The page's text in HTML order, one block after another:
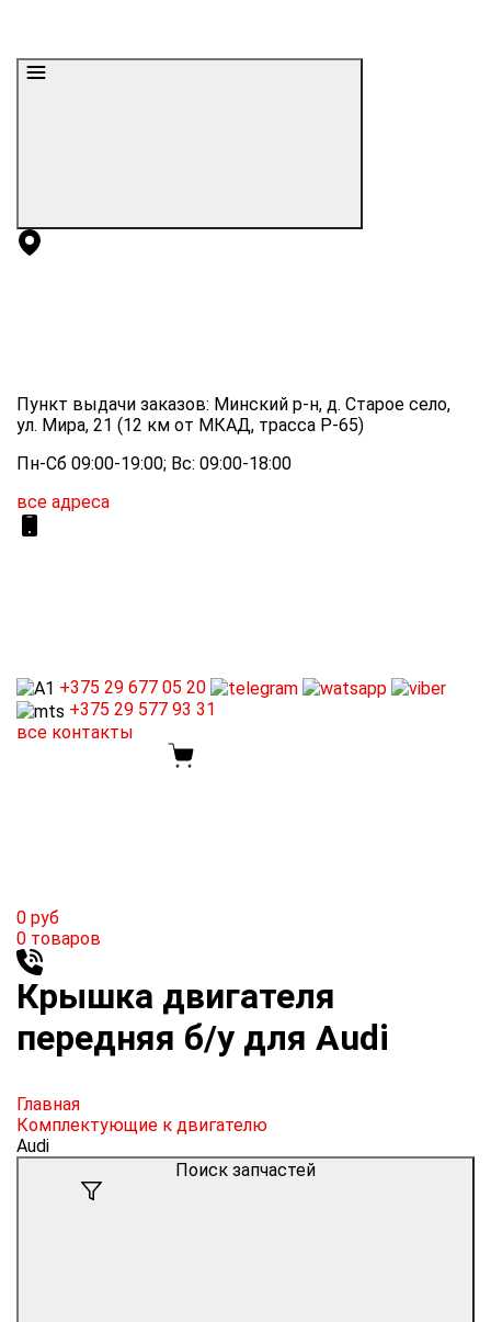
Пункт выдачи заказов: Минский р-н, д. Старое село,
ул. Мира, 21 (12 км от МКАД, трасса P-65)
Пн-Сб 09:00-19:00; Вс: 09:00-18:00
все адреса
+375 29 677 05 20
+375 29 577 93 31
все контакты
0 руб
0 товаров
Крышка двигателя
передняя б/у для Audi
Главная
Комплектующие к двигателю
Audi
Поиск запчастей